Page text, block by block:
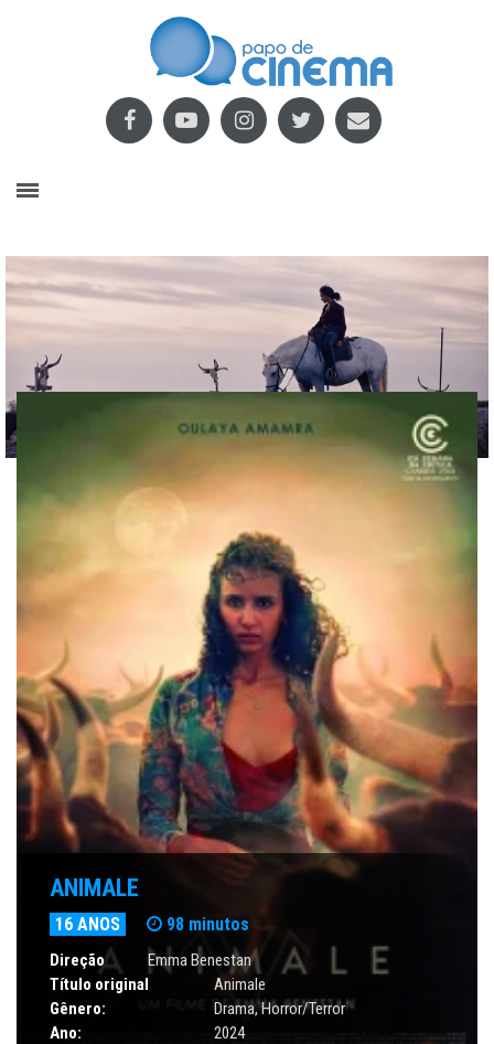
ANIMALE
16 ANOS 98 minutos
Direção
Emma Benestan
Título original
Animale
Gênero:
Drama,Horror/Terror
Ano:
2024